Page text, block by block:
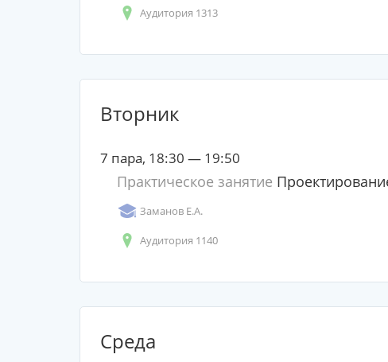
Аудитория 1313
Вторник
7 пара, 18:30 — 19:50
Практическое занятие
Заманов Е.А.
Аудитория 1140
Среда